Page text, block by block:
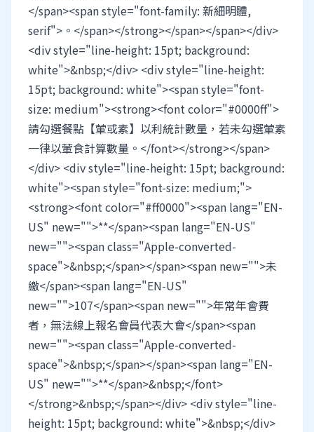
</span><span style="font-family: 新細明體,
serif">。</span></strong></span></span></div>
<div style="line-height: 15pt; background:
white">&nbsp;</div> <div style="line-height:
15pt; background: white"><span style="font-
size: medium"><strong><font color="#0000ff">
請勾選餐點【葷或素】以利統計數量，若未勾選葷素
一律以葷食計算數量。</font></strong></span>
</div> <div style="line-height: 15pt; background:
white"><span style="font-size: medium;">
<strong><font color="#ff0000"><span lang="EN-
US" new="">**</span><span lang="EN-US"
new=""><span class="Apple-converted-
space">&nbsp;</span></span><span new="">未
繳</span><span lang="EN-US"
new="">107</span><span new="">年常年會費
者，無法線上報名會員代表大會</span><span
new=""><span class="Apple-converted-
space">&nbsp;</span></span><span lang="EN-
US" new="">**</span>&nbsp;</font>
</strong>&nbsp;</span></div> <div style="line-
height: 15pt; background: white">&nbsp;</div>